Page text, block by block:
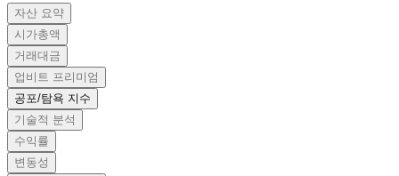
자산 요약
시가총액
거래대금
업비트 프리미엄
공포/탐욕 지수
기술적 분석
수익률
변동성